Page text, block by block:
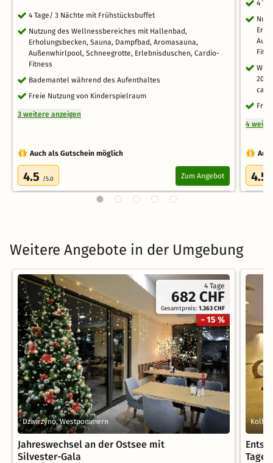
4 Tage/ 3 Nächte mit Frühstücksbuffet
Nutzung des Wellnessbereiches mit Hallenbad,
Erholungsbecken, Sauna, Dampfbad, Aromasauna,
Außenwhirlpool, Schneegrotte, Erlebnisduschen, Cardio-
Fitness
Bademantel während des Aufenthaltes
Freie Nutzung von Kinderspielraum
3 weitere anzeigen
Auch als Gutschein möglich
4.5 /5.0 Zum Angebot
4
ca.
4
4.5
Weitere Angebote in der Umgebung
4 Tage
682 CHF
Gesamtpreis:1.363 CHF
- 15 %
Dzwirzyno, Westpommern
Jahreswechsel an der Ostsee mit
Silvester-Gala
Tage